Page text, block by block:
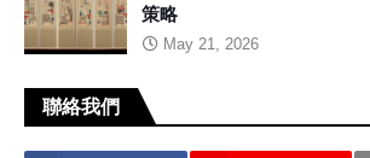
策略
May 21, 2026
聯絡我們